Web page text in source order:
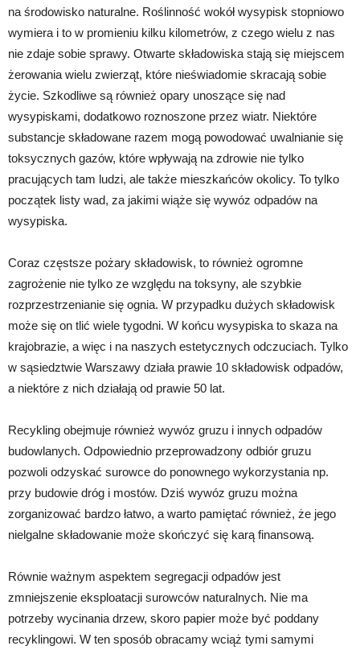
na środowisko naturalne. Roślinność wokół wysypisk stopniowo
wymiera i to w promieniu kilku kilometrów, z czego wielu z nas
nie zdaje sobie sprawy. Otwarte składowiska stają się miejscem
żerowania wielu zwierząt, które nieświadomie skracają sobie
życie. Szkodliwe są również opary unoszące się nad
wysypiskami, dodatkowo roznoszone przez wiatr. Niektóre
substancje składowane razem mogą powodować uwalnianie się
toksycznych gazów, które wpływają na zdrowie nie tylko
pracujących tam ludzi, ale także mieszkańców okolicy. To tylko
początek listy wad, za jakimi wiąże się wywóz odpadów na
wysypiska.
Coraz częstsze pożary składowisk, to również ogromne
zagrożenie nie tylko ze względu na toksyny, ale szybkie
rozprzestrzenianie się ognia. W przypadku dużych składowisk
może się on tlić wiele tygodni. W końcu wysypiska to skaza na
krajobrazie, a więc i na naszych estetycznych odczuciach. Tylko
w sąsiedztwie Warszawy działa prawie 10 składowisk odpadów,
a niektóre z nich działają od prawie 50 lat.
Recykling obejmuje również wywóz gruzu i innych odpadów
budowlanych. Odpowiednio przeprowadzony odbiór gruzu
pozwoli odzyskać surowce do ponownego wykorzystania np.
przy budowie dróg i mostów. Dziś wywóz gruzu można
zorganizować bardzo łatwo, a warto pamiętać również, że jego
nielgalne składowanie może skończyć się karą finansową.
Równie ważnym aspektem segregacji odpadów jest
zmniejszenie eksploatacji surowców naturalnych. Nie ma
potrzeby wycinania drzew, skoro papier może być poddany
recyklingowi. W ten sposób obracamy wciąż tymi samymi